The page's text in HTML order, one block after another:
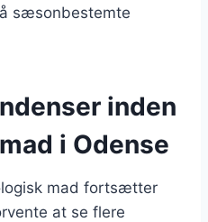
sæsonbestemte
inden
i Odense
mad fortsætter
at se flere